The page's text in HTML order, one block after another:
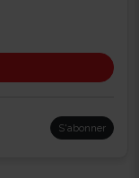
S'abonner